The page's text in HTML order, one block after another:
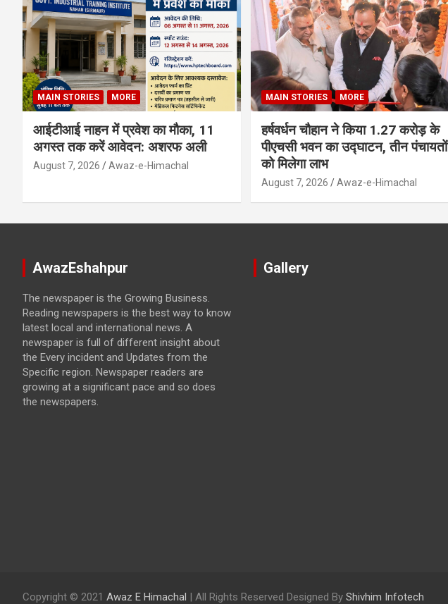
MAIN STORIES MORE
आईटीआई नाहन में प्रवेश का मौका, 11
अगस्त तक करें आवेदन: अशरफ अली
August 7, 2026 Awaz-e-Himachal
MAIN STORIES MORE
हर्षवर्धन चौहान ने किया 1.27 करोड़ के
पीएचसी भवन का उद्घाटन, तीन पंचायतों
को मिलेगा लाभ
August 7, 2026 Awaz-e-Himachal
AwazEshahpur
The newspaper is the Growing Business.
Reading newspapers is the best way to know
latest local and international news. A
newspaper is full of different insight about
the Every incident and Updates from the
Specific region. Newspaper readers are
growing at a significant pace and so does
the newspapers.
Gallery
Copyright © 2021 Awaz E Himachal | All Rights Reserved Designed By Shivhim Infotech